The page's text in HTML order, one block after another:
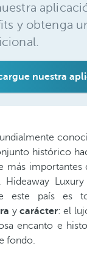
y obtenga
nuestra
histórico
más
Hideaway
este país es
ycarácter: el
encanto e
fondo.